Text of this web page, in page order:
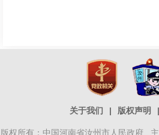
关于我们 | 版权声明 |
版权所有：中国河南省汝州市人民政府